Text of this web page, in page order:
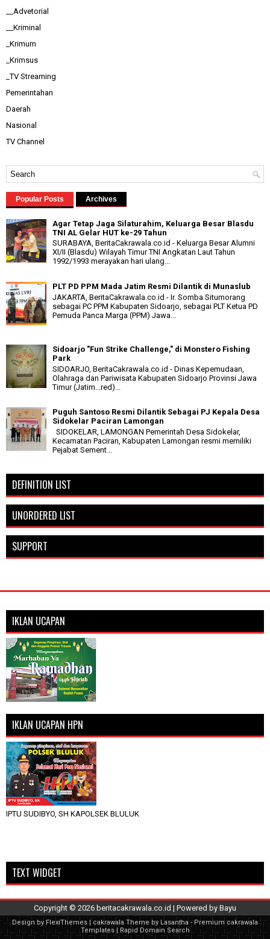
__Advetorial
__Kriminal
_Krimum
_Krimsus
_TV Streaming
Pemerintahan
Daerah
Nasional
TV Channel
Popular Posts Archives
Agar Tetap Jaga Silaturahim, Keluarga Besar Blasdu
TNI AL Gelar HUT ke-29 Tahun
SURABAYA, BeritaCakrawala.co.id - Keluarga Besar Alumni
XI/II (Blasdu) Wilayah Timur TNI Angkatan Laut Tahun
1992/1993 merayakan hari ulang...
PLT PD PPM Mada Jatim Resmi Dilantik di Munaslub
JAKARTA, BeritaCakrawala.co.id - Ir. Somba Situmorang
sebagai PC PPM Kabupaten Sidoarjo, sebagai PLT Ketua PD
Pemuda Panca Marga (PPM) Jawa...
Sidoarjo "Fun Strike Challenge," di Monstero Fishing
Park
SIDOARJO, BeritaCakrawala.co.id - Dinas Kepemudaan,
Olahraga dan Pariwisata Kabupaten Sidoarjo Provinsi Jawa
Timur (Jatim...red)...
Puguh Santoso Resmi Dilantik Sebagai PJ Kepala Desa
Sidokelar Paciran Lamongan
SIDOKELAR, LAMONGAN Pemerintah Desa Sidokelar,
Kecamatan Paciran, Kabupaten Lamongan resmi memiliki
Pejabat Sement...
DEFINITION LIST
UNORDERED LIST
SUPPORT
IKLAN UCAPAN
IKLAN UCAPAN HPN
IPTU SUDIBYO, SH KAPOLSEK BLULUK
TEXT WIDGET
Copyright © 2026 beritacakrawala.co.id | Powered by Bayu
Design byFlexiThemes| cakrawala Theme by Lasantha-Premium cakrawala
Templates|Rapid Domain Search